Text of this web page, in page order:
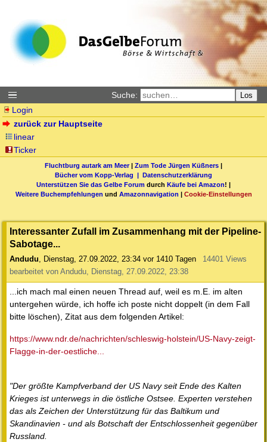
Suche: Los
Login
zurück zur Hauptseite
linear
Ticker
Fluchtburg autark am Meer| Zum Tode Jürgen Küßners |
Bücher vom Kopp-Verlag | Datenschutzerklärung
Unterstützen Sie das Gelbe Forum durch Käufe bei Amazon! |
Weitere Buchempfehlungen und Amazonnavigation | Cookie-Einstellungen
Interessanter Zufall im Zusammenhang mit der Pipeline-
Sabotage...
Andudu, Dienstag, 27.09.2022, 23:34 vor 1410 Tagen
14401 Views
bearbeitet von Andudu, Dienstag, 27.09.2022, 23:38
...ich mach mal einen neuen Thread auf, weil es m.E. im alten
untergehen würde, ich hoffe ich poste nicht doppelt (in dem Fall
bitte löschen), Zitat aus dem folgenden Artikel:
https://www.ndr.de/nachrichten/schleswig-holstein/US-Navy-zeigt-
Flagge-in-der-oestliche...
"Der größte Kampfverband der US Navy seit Ende des Kalten
Krieges ist unterwegs in die östliche Ostsee. Experten verstehen
das als Zeichen der Unterstützung für das Baltikum und
Skandinavien - und als Botschaft der Entschlossenheit gegenüber
Russland.